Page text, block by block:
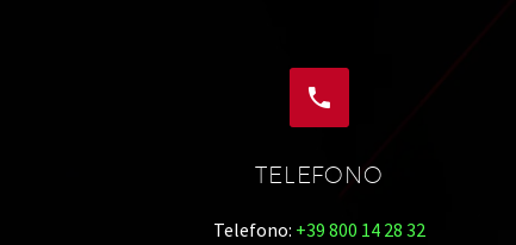


TELEFONO
Telefono: +39 800 14 28 32